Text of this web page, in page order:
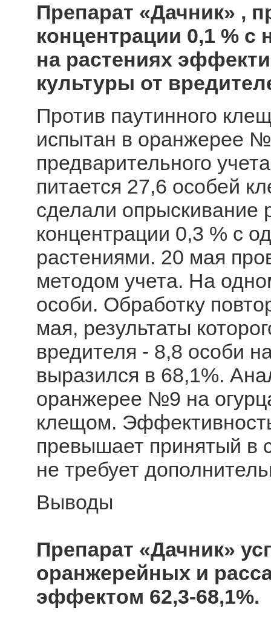
Препарат «Дачник» ,
концентрации 0,1 %
на растениях
культуры от
Против паутинного
испытан в оранжерее
предварительного
питается 27,6 особей
сделали опрыскивание
концентрации 0,3 % с
растениями. 20 мая
методом учета. На
особи. Обработку
мая, результаты
вредителя - 8,8 особи
выразился в 68,1%.
оранжерее №9 на
клещом.
превышает принятый в
не требует
Выводы
Препарат «Дачник»
оранжерейных и
эффектом 62,3-68,1%.